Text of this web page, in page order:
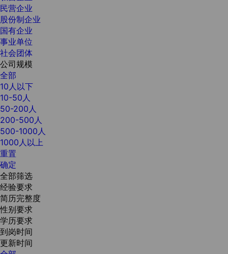
民营企业
股份制企业
国有企业
事业单位
社会团体
公司规模
全部
10人以下
10-50人
50-200人
200-500人
500-1000人
1000人以上
重置
确定
全部筛选
经验要求
简历完整度
性别要求
学历要求
到岗时间
更新时间